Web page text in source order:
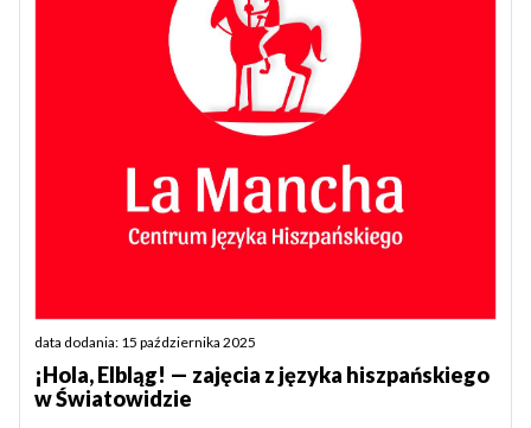
data dodania: 15 października 2025
¡Hola, Elbląg! — zajęcia z języka hiszpańskiego
w Światowidzie